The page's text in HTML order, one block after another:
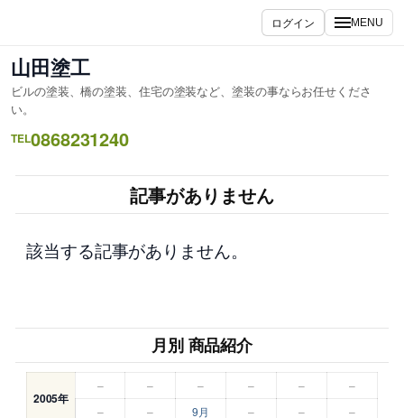
ス
キ
ッ
プ
ログイン MENU
山田塗工
ビルの塗装、橋の塗装、住宅の塗装など、塗装の事ならお任せくださ
い。
TEL0868231240
記事がありません
該当する記事がありません。
月別 商品紹介
2005年
– – – – –
–
–
– 9月 – – –